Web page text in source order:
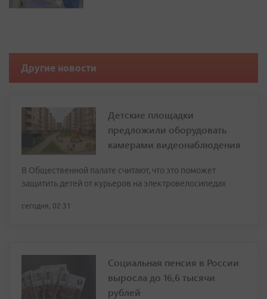
Другие новости
Детские площадки
предложили оборудовать
камерами видеонаблюдения
В Общественной палате считают, что это поможет
защитить детей от курьеров на электровелосипедах
сегодня, 02:31
Социальная пенсия в России
выросла до 16,6 тысячи
рублей